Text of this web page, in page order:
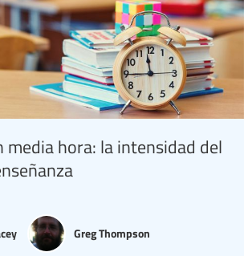
media hora: la intensidad del
Greg Thompson